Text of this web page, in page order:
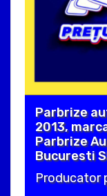
Parbrize
2013,
Parbrize
Bucuresti
Producator